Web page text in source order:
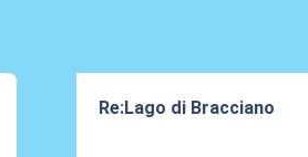
Re:Lago di Bracciano